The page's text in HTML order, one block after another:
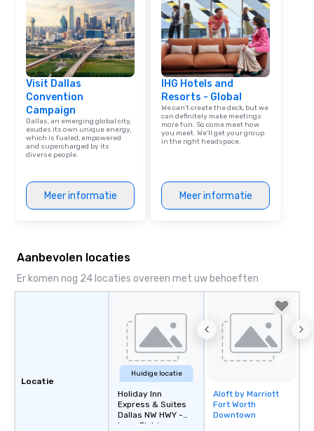
Visit Dallas
Convention
Campaign
Dallas, an emerging global city,
exudes its own unique energy,
which is fueled, empowered
and supercharged by its
diverse people.
Meer informatie
IHG Hotels and
Resorts - Global
We can't create the deck, but we
can definitely make meetings
more fun. So come meet how
you meet. We'll get your group
in the right headspace.
Meer informatie
Aanbevolen locaties
Er komen nog 24 locaties overeen met uw behoeften
Locatie
Huidige locatie
Holiday Inn
Express & Suites
Dallas NW HWY -
Love Field
Removed from
favorites
Aloft by Marriott
Fort Worth
Downtown